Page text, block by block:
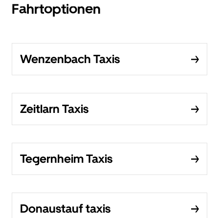
Fahrtoptionen
Wenzenbach Taxis
Zeitlarn Taxis
Tegernheim Taxis
Donaustauf taxis